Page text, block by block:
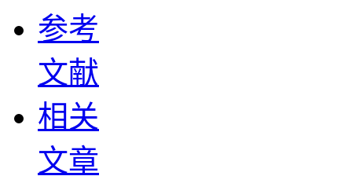
参考
文献
相关
文章